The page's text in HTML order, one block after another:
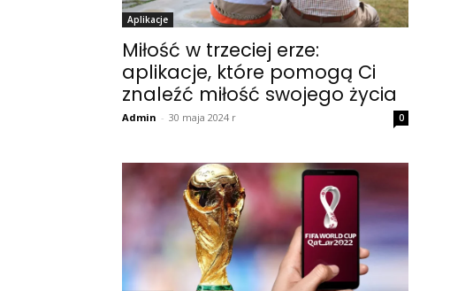
Aplikacje
Miłość w trzeciej erze:
aplikacje, które pomogą Ci
znaleźć miłość swojego życia
Admin - 30 maja 2024 r 0